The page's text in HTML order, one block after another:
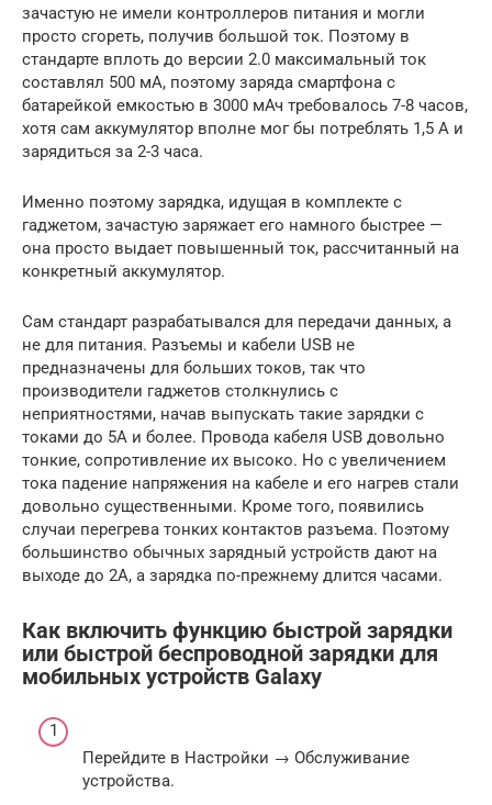
зачастую не имели контроллеров питания и могли
просто сгореть, получив большой ток. Поэтому в
стандарте вплоть до версии 2.0 максимальный ток
составлял 500 мА, поэтому заряда смартфона с
батарейкой емкостью в 3000 мАч требовалось 7-8 часов,
хотя сам аккумулятор вполне мог бы потреблять 1,5 А и
зарядиться за 2-3 часа.
Именно поэтому зарядка, идущая в комплекте с
гаджетом, зачастую заряжает его намного быстрее —
она просто выдает повышенный ток, рассчитанный на
конкретный аккумулятор.
Сам стандарт разрабатывался для передачи данных, а
не для питания. Разъемы и кабели USB не
предназначены для больших токов, так что
производители гаджетов столкнулись с
неприятностями, начав выпускать такие зарядки с
токами до 5А и более. Провода кабеля USB довольно
тонкие, сопротивление их высоко. Но с увеличением
тока падение напряжения на кабеле и его нагрев стали
довольно существенными. Кроме того, появились
случаи перегрева тонких контактов разъема. Поэтому
большинство обычных зарядный устройств дают на
выходе до 2А, а зарядка по-прежнему длится часами.
Как включить функцию быстрой зарядки
или быстрой беспроводной зарядки для
мобильных устройств Galaxy
Перейдите в Настройки → Обслуживание
устройства.